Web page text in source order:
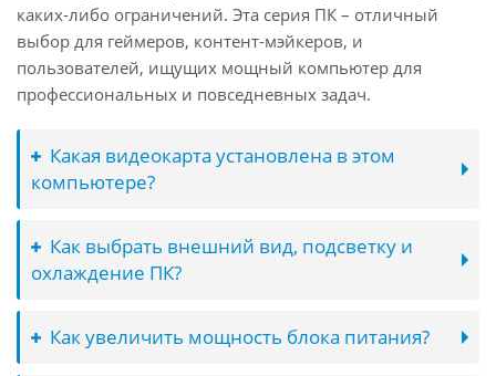
каких-либо ограничений. Эта серия ПК – отличный
выбор для геймеров, контент-мэйкеров, и
пользователей, ищущих мощный компьютер для
профессиональных и повседневных задач.
Какая видеокарта установлена в этом
компьютере?
Как выбрать внешний вид, подсветку и
охлаждение ПК?
Как увеличить мощность блока питания?